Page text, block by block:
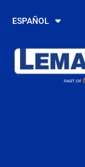
ESPAÑOL
ENGLISH